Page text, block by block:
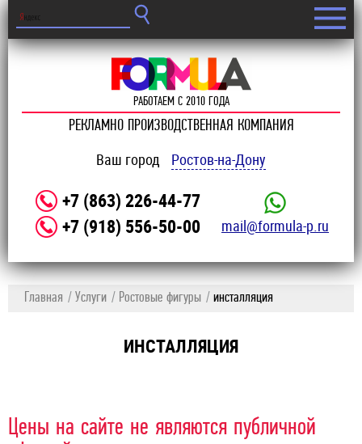
РАБОТАЕМ С 2010 ГОДА
РЕКЛАМНО ПРОИЗВОДСТВЕННАЯ КОМПАНИЯ
Ваш город Ростов-на-Дону
+7 (863) 226-44-77
+7 (918) 556-50-00
mail@formula-p.ru
Главная Услуги Ростовые фигуры инсталляция
ИНСТАЛЛЯЦИЯ
Цены на сайте не являются публичной